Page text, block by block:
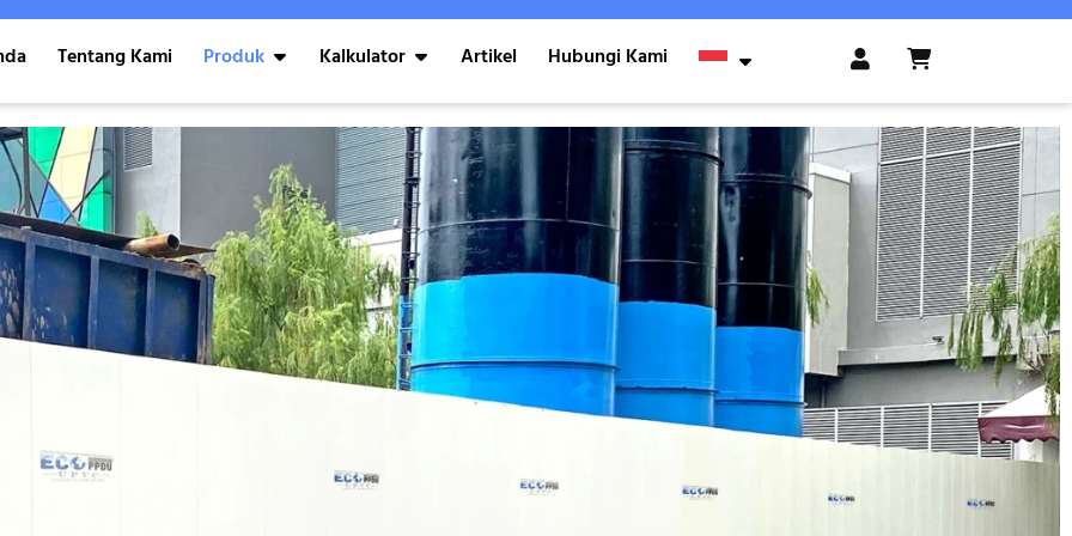
Tentang Kami Produk Kalkulator Artikel Hubungi Kami